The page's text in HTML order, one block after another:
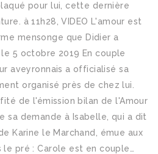
pour lui, cette dernière
à 11h28, VIDEO L'amour est
mensonge que Didier a
5 octobre 2019 En couple
aveyronnais a officialisé sa
organisé près de chez lui.
de l'émission bilan de l'Amour
sa demande à Isabelle, qui a dit
Karine le Marchand, émue aux
le pré : Carole est en couple…